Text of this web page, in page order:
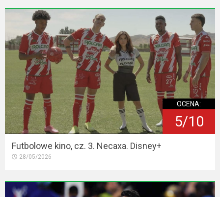
OCENA:
5/10
Futbolowe kino, cz. 3. Necaxa. Disney+
28/05/2026